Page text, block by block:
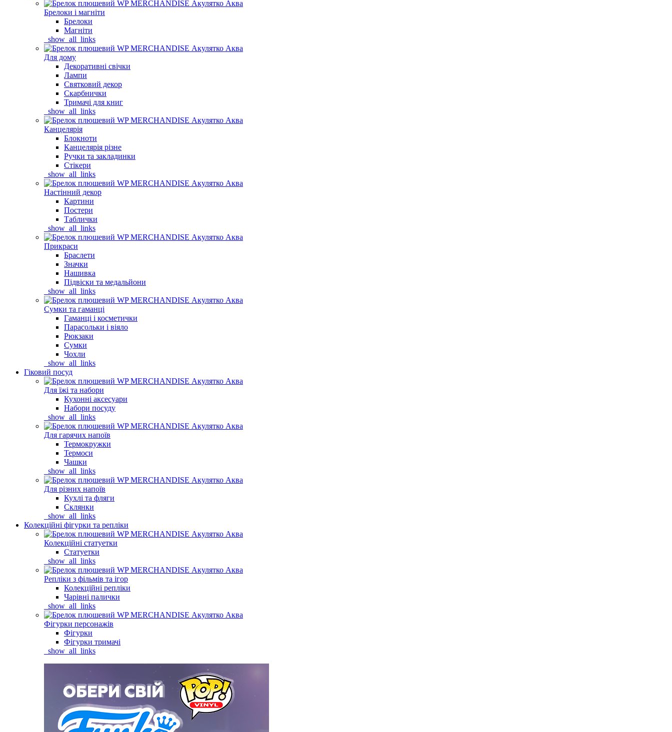
Брелоки і магніти
Брелоки
Магніти
_show_all_links
Для дому
Декоративні свічки
Лампи
Святковий декор
Скарбнички
Тримачі для книг
_show_all_links
Канцелярія
Блокноти
Канцелярія різне
Ручки та закладинки
Стікери
_show_all_links
Настінний декор
Картини
Постери
Таблички
_show_all_links
Прикраси
Браслети
Значки
Нашивка
Підвіски та медальйони
_show_all_links
Сумки та гаманці
Гаманці і косметички
Парасольки і віяло
Рюкзаки
Сумки
Чохли
_show_all_links
Гіковий посуд
Для їжі та набори
Кухонні аксесуари
Набори посуду
_show_all_links
Для гарячих напоїв
Термокружки
Термоси
Чашки
_show_all_links
Для різних напоїв
Кухлі та фляги
Склянки
_show_all_links
Колекційні фігурки та репліки
Колекційні статуетки
Статуетки
_show_all_links
Репліки з фільмів та ігор
Колекційні репліки
Чарівні палички
_show_all_links
Фігурки персонажів
Фігурки
Фігурки тримачі
_show_all_links